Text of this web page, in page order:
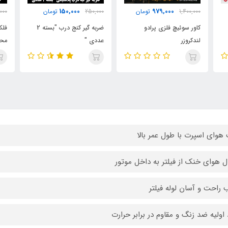
250,000
150,000
750,000
550,000
فلکسیبل چراغ 2 حالته + فیلم
اسپرت با طول عمر بالا
هوای خنک از فیلتر به داخل موتور
و آسان لوله فیلتر
اولیه ضد زنگ و مقاوم در برابر حرارت